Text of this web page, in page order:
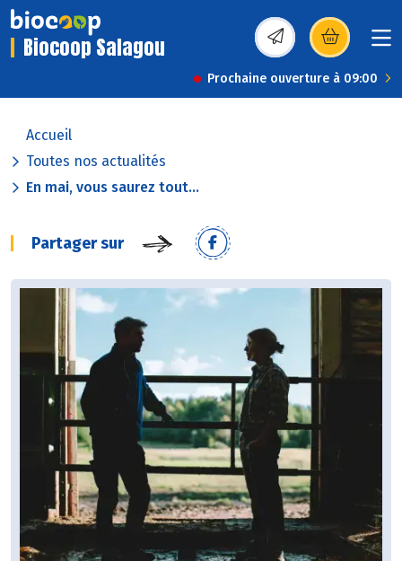
Biocoop Salagou (s’ouvre dans une
Prochaine ouverture à 09:00
Accueil
Toutes nos actualités
En mai, vous saurez tout...
Partager sur